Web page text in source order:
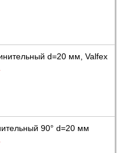
d=20 мм, Valfex
90° d=20 мм